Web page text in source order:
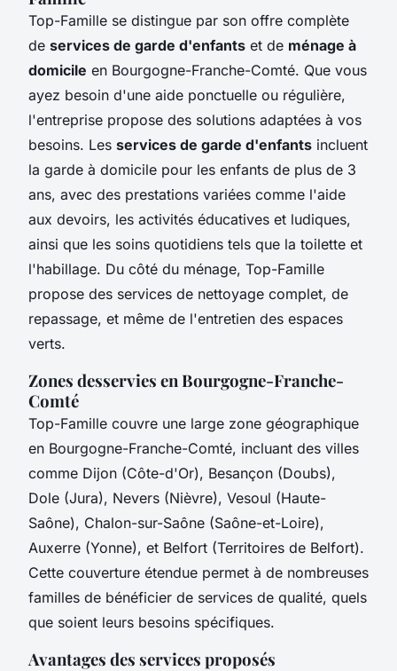
Top-Famille se distingue par son offre complète
de services de garde d'enfants et de ménage à
domicile en Bourgogne-Franche-Comté. Que vous
ayez besoin d'une aide ponctuelle ou régulière,
l'entreprise propose des solutions adaptées à vos
besoins. Les services de garde d'enfants incluent
la garde à domicile pour les enfants de plus de 3
ans, avec des prestations variées comme l'aide
aux devoirs, les activités éducatives et ludiques,
ainsi que les soins quotidiens tels que la toilette et
l'habillage. Du côté du ménage, Top-Famille
propose des services de nettoyage complet, de
repassage, et même de l'entretien des espaces
verts.
Zones desservies en Bourgogne-Franche-
Comté
Top-Famille couvre une large zone géographique
en Bourgogne-Franche-Comté, incluant des villes
comme Dijon (Côte-d'Or), Besançon (Doubs),
Dole (Jura), Nevers (Nièvre), Vesoul (Haute-
Saône), Chalon-sur-Saône (Saône-et-Loire),
Auxerre (Yonne), et Belfort (Territoires de Belfort).
Cette couverture étendue permet à de nombreuses
familles de bénéficier de services de qualité, quels
que soient leurs besoins spécifiques.
Avantages des services proposés